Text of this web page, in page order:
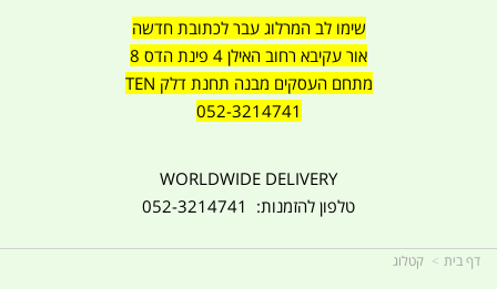
שימו לב המרלוג עבר לכתובת חדשה
אור עקיבא רחוב האילן 4 פינת הדס 8
מתחם העסקים מבנה תחנת דלק TEN
052-3214741
WORLDWIDE DELIVERY
טלפון להזמנות: 052-3214741
דף בית קטלוג